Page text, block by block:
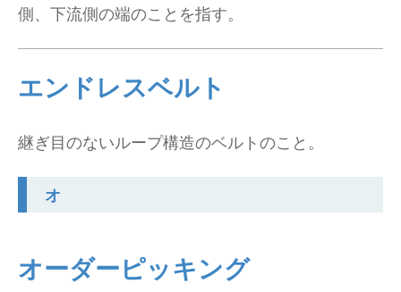
側、下流側の端のことを指す。
エンドレスベルト
継ぎ目のないループ構造のベルトのこと。
オ
オーダーピッキング